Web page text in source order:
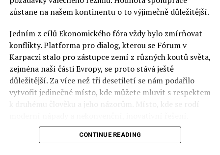
zůstane na našem kontinentu o to výjimečně důležitější.
Jedním z cílů Ekonomického fóra vždy bylo zmírňovat
konflikty. Platforma pro dialog, kterou se Fórum v
Karpaczi stalo pro zástupce zemí z různých koutů světa,
zejména naší části Evropy, se proto stává ještě
důležitější. Za více než tři desetiletí se nám podařilo
vytvořit jedinečné místo, kde můžete mluvit s respektem
k druhému člověku a jeho názorům. Místo, kde se rodí
Polsko musí mít instituce, jejichž horizont činnosti je
CONTINUE READING